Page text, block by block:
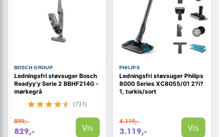
BOSCH GROUP
Ledningsfri støvsuger Bosch
Readyy’y Serie 2 BBHF214G -
mørkegrå
(731)
899,-
829,- Vis
PHILIPS
Ledningsfri støvsuger Philips
8000 Series XC8055/01 2?i?
1, turkis/sort
4.119,-
3.119,- Vis